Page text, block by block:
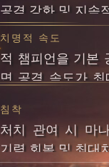
공격 강화 및 지속
치명적 속도
적 챔피언을 기본
면 공격 속도가 최
본 공격을 하면 추
형 피해를 입힘
침착
처치 관여 시 마
기력 회복 및 최대